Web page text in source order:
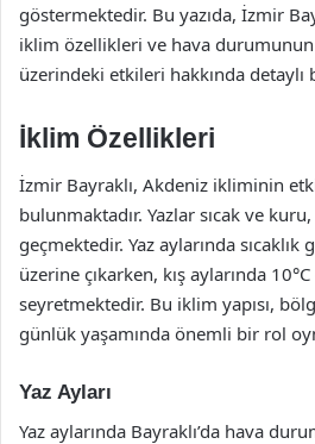
göstermektedir. Bu yazıda, İzmir
iklim özellikleri ve hava
üzerindeki etkileri hakkında detaylı
İklim Özellikleri
İzmir Bayraklı, Akdeniz ikliminin
bulunmaktadır. Yazlar sıcak ve kuru,
geçmektedir. Yaz aylarında sıcaklık
üzerine çıkarken, kış aylarında
seyretmektedir. Bu iklim yapısı,
günlük yaşamında önemli bir rol
Yaz Ayları
Yaz aylarında Bayraklı’da hava